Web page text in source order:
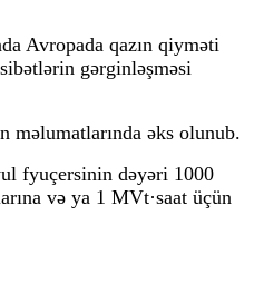
Avropada qazın qiyməti
gərginləşməsi
məlumatlarında əks olunub.
fyuçersinin dəyəri 1000
və ya 1 MVt·saat üçün